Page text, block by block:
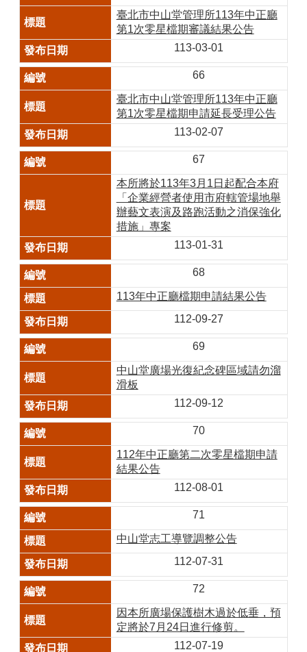
臺北市中山堂管理所113年中正廳
第1次零星檔期審議結果公告
113-03-01
66
臺北市中山堂管理所113年中正廳
第1次零星檔期申請延長受理公告
113-02-07
67
本所將於113年3月1日起配合本府
「企業經營者使用市府轄管場地舉
辦藝文表演及路跑活動之消保強化
措施」專案
113-01-31
68
113年中正廳檔期申請結果公告
112-09-27
69
中山堂廣場光復紀念碑區域請勿溜
滑板
112-09-12
70
112年中正廳第二次零星檔期申請
結果公告
112-08-01
71
中山堂志工導覽調整公告
112-07-31
72
因本所廣場保護樹木過於低垂，預
定將於7月24日進行修剪。
112-07-19